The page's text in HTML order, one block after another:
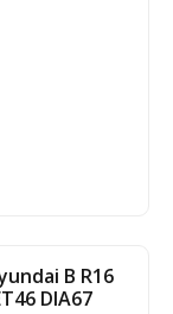
B R16
DIA67